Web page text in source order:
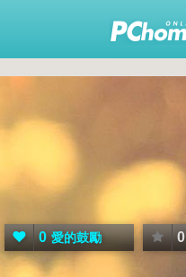
0 愛的鼓勵 0